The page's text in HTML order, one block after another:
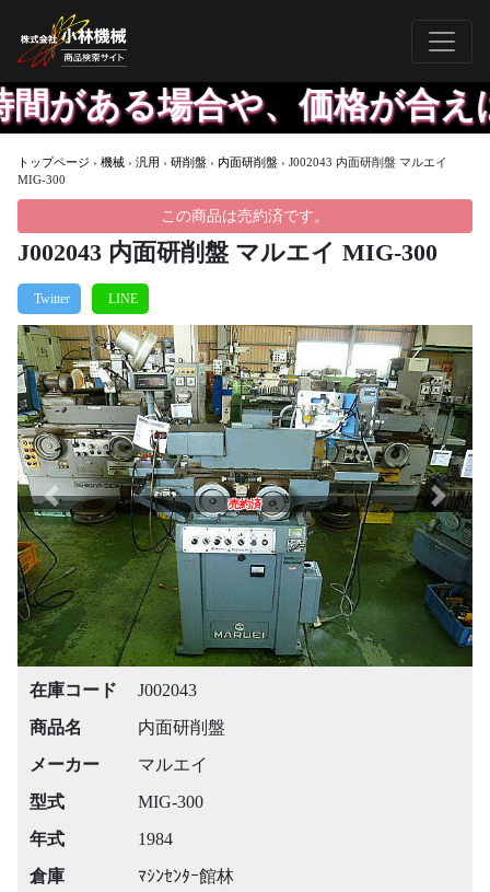
場合や、価格が合えば出
トップページ › 機械 › 汎用 › 研削盤 › 内面研削盤 › J002043 内面研削盤 マルエイ
MIG-300
この商品は売約済です。
J002043 内面研削盤 マルエイ MIG-300
売約済
Previous Next
在庫コード
J002043
商品名
内面研削盤
メーカー
マルエイ
型式
MIG-300
年式
1984
倉庫
ﾏｼﾝｾﾝﾀｰ館林